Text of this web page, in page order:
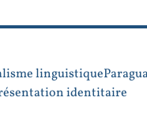
linguistique
identitaire